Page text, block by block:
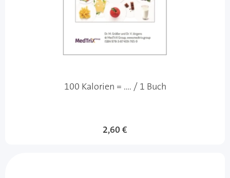
100 Kalorien = .... / 1 Buch
2,60 €